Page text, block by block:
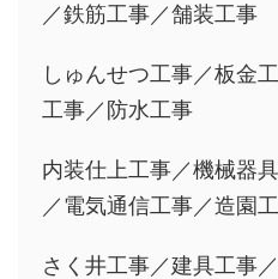
／鉄筋工事／舗装工事
しゅんせつ工事／板金
工事／防水工事
内装仕上工事／機械器
／電気通信工事／造園
さく井工事／建具工事